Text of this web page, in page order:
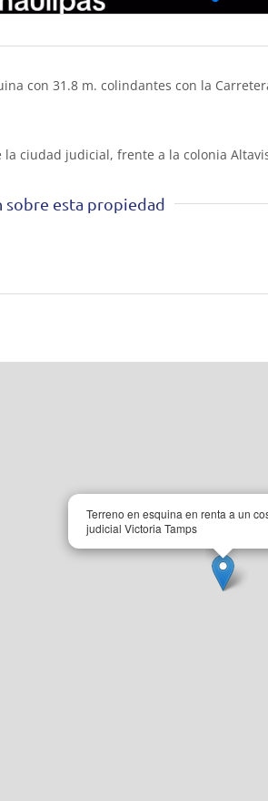
con 31.8 m. colindantes con la
la ciudad judicial, frente a la colonia
sobre esta propiedad
Terreno en esquina en renta a un
judicial Victoria Tamps